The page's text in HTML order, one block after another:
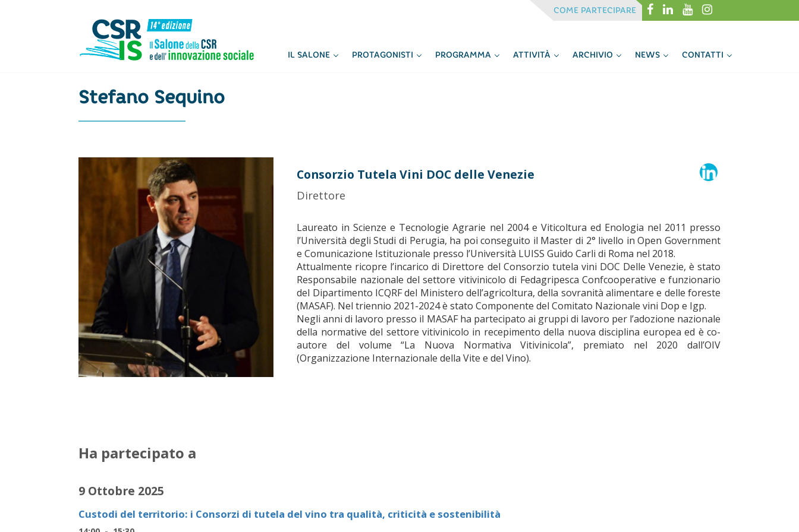
Menu
COME PARTECIPARE Menu
IL SALONE PROTAGONISTI PROGRAMMA ATTIVITÀ ARCHIVIO NEWS CONTATTI
Stefano Sequino
Consorzio Tutela Vini DOC delle Venezie
Direttore
Laureato in Scienze e Tecnologie Agrarie nel 2004 e Viticoltura ed Enologia nel 2011 presso
l’Università degli Studi di Perugia, ha poi conseguito il Master di 2° livello in Open Government
e Comunicazione Istituzionale presso l’Università LUISS Guido Carli di Roma nel 2018.
Attualmente ricopre l’incarico di Direttore del Consorzio tutela vini DOC Delle Venezie, è stato
Responsabile nazionale del settore vitivinicolo di Fedagripesca Confcooperative e funzionario
del Dipartimento ICQRF del Ministero dell’agricoltura, della sovranità alimentare e delle foreste
(MASAF). Nel triennio 2021-2024 è stato Componente del Comitato Nazionale vini Dop e Igp.
Negli anni di lavoro presso il MASAF ha partecipato ai gruppi di lavoro per l’adozione nazionale
della normative del settore vitivinicolo in recepimento della nuova disciplina europea ed è co-
autore del volume “La Nuova Normativa Vitivinicola”, premiato nel 2020 dall’OIV
(Organizzazione Internazionale della Vite e del Vino).
Ha partecipato a
9 Ottobre 2025
Custodi del territorio: i Consorzi di tutela del vino tra qualità, criticità e sostenibilità